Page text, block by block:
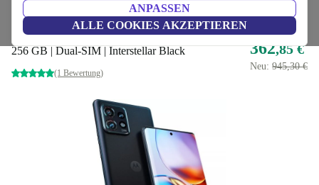
ANPASSEN
ALLE COOKIES AKZEPTIEREN
Motorola Edge 40 Pro
256 GB | Dual-SIM | Interstellar Black
(1 Bewertung)
362,85 €
Neu: 945,30 €